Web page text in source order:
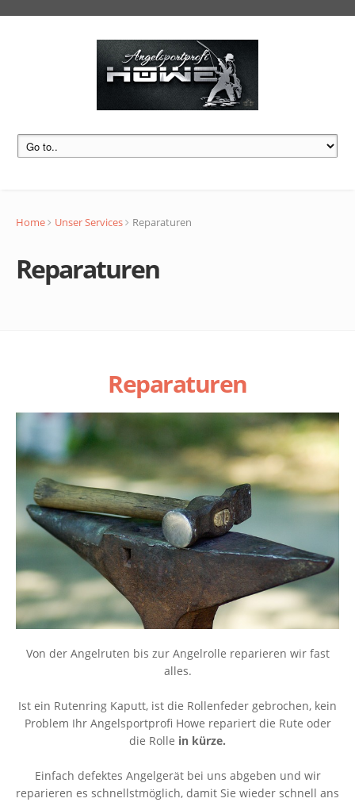
Home Unser Services Reparaturen
Reparaturen
Reparaturen
Von der Angelruten bis zur Angelrolle reparieren wir fast
alles.
Ist ein Rutenring Kaputt, ist die Rollenfeder gebrochen, kein
Problem Ihr Angelsportprofi Howe repariert die Rute oder
die Rolle in kürze.
Einfach defektes Angelgerät bei uns abgeben und wir
reparieren es schnellstmöglich, damit Sie wieder schnell ans